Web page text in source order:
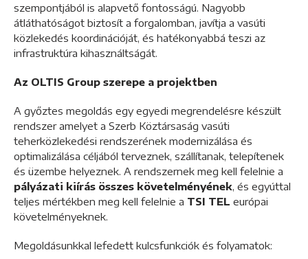
szempontjából is alapvető fontosságú. Nagyobb
átláthatóságot biztosít a forgalomban, javítja a vasúti
közlekedés koordinációját, és hatékonyabbá teszi az
infrastruktúra kihasználtságát.
Az OLTIS Group szerepe a projektben
A győztes megoldás egy egyedi megrendelésre készült
rendszer amelyet a Szerb Köztársaság vasúti
teherközlekedési rendszerének modernizálása és
optimalizálása céljából terveznek, szállítanak, telepítenek
és üzembe helyeznek. A rendszernek meg kell felelnie a
pályázati kiírás összes követelményének, és egyúttal
teljes mértékben meg kell felelnie a TSI TEL európai
követelményeknek.
Megoldásunkkal lefedett kulcsfunkciók és folyamatok: